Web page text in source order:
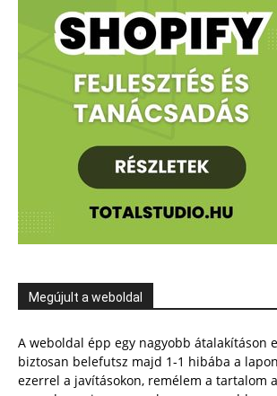
Megújult a weboldal
A weboldal épp egy nagyobb átalakításon
biztosan belefutsz majd 1-1 hibába a
ezerrel a javításokon, remélem a tartalom